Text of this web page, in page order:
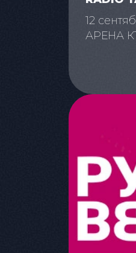
12
АРЕНА